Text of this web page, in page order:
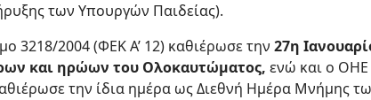
των Υπουργών Παιδείας).
3218/2004 (ΦΕΚ Α’ 12) καθιέρωσε την27η
και ηρώων του Ολοκαυτώματος,ενώ και ο ΟΗΕ
την ίδια ημέρα ως Διεθνή Ημέρα Μνήμης